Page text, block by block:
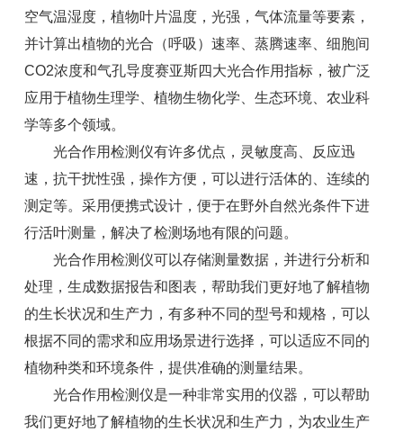
空气温湿度，植物叶片温度，光强，气体流量等要素，
并计算出植物的光合（呼吸）速率、蒸腾速率、细胞间
CO2浓度和气孔导度赛亚斯四大光合作用指标，被广泛
应用于植物生理学、植物生物化学、生态环境、农业科
学等多个领域。
光合作用检测仪有许多优点，灵敏度高、反应迅
速，抗干扰性强，操作方便，可以进行活体的、连续的
测定等。采用便携式设计，便于在野外自然光条件下进
行活叶测量，解决了检测场地有限的问题。
光合作用检测仪可以存储测量数据，并进行分析和
处理，生成数据报告和图表，帮助我们更好地了解植物
的生长状况和生产力，有多种不同的型号和规格，可以
根据不同的需求和应用场景进行选择，可以适应不同的
植物种类和环境条件，提供准确的测量结果。
光合作用检测仪是一种非常实用的仪器，可以帮助
我们更好地了解植物的生长状况和生产力，为农业生产